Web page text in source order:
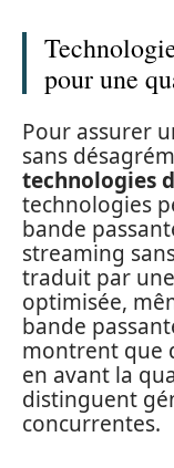
pour une
Pour assurer
sans
technologies
technologies
bande
streaming
traduit par
optimisée,
bande
montrent que
en avant la
distinguent
concurrentes.